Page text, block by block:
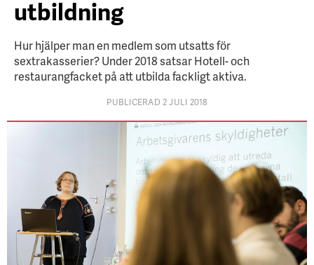
utbildning
Hur hjälper man en medlem som utsatts för
sextrakasserier? Under 2018 satsar Hotell- och
restaurangfacket på att utbilda fackligt aktiva.
PUBLICERAD 2 JULI 2018